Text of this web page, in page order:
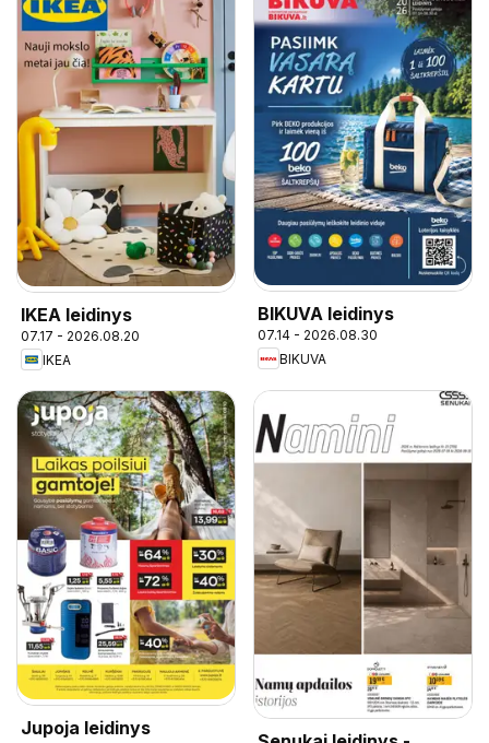
IKEA leidinys
07.17 - 2026.08.20
IKEA
BIKUVA leidinys
07.14 - 2026.08.30
BIKUVA
Jupoja leidinys